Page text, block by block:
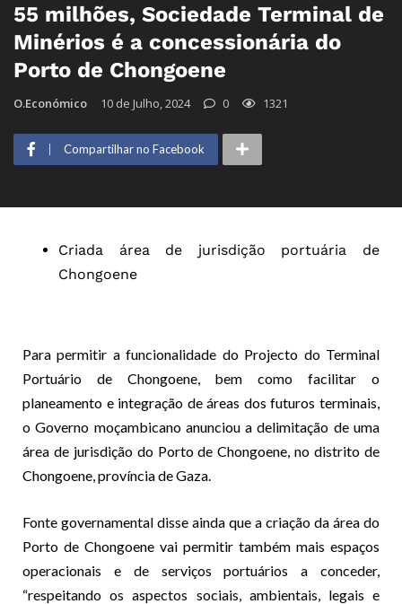
55 milhões, Sociedade Terminal de
Minérios é a concessionária do
Porto de Chongoene
O.Económico 10 de Julho, 2024 0 1321
Compartilhar no Facebook
Criada área de jurisdição portuária de
Chongoene
Para permitir a funcionalidade do Projecto do Terminal
Portuário de Chongoene, bem como facilitar o
planeamento e integração de áreas dos futuros terminais,
o Governo moçambicano anunciou a delimitação de uma
área de jurisdição do Porto de Chongoene, no distrito de
Chongoene, província de Gaza.
Fonte governamental disse ainda que a criação da área do
Porto de Chongoene vai permitir também mais espaços
operacionais e de serviços portuários a conceder,
“respeitando os aspectos sociais, ambientais, legais e